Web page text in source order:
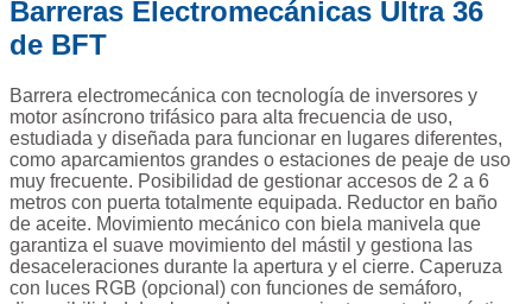
Barreras Electromecánicas Ultra 36
de BFT
Barrera electromecánica con tecnología de inversores y
motor asíncrono trifásico para alta frecuencia de uso,
estudiada y diseñada para funcionar en lugares diferentes,
como aparcamientos grandes o estaciones de peaje de uso
muy frecuente. Posibilidad de gestionar accesos de 2 a 6
metros con puerta totalmente equipada. Reductor en baño
de aceite. Movimiento mecánico con biela manivela que
garantiza el suave movimiento del mástil y gestiona las
desaceleraciones durante la apertura y el cierre. Caperuza
con luces RGB (opcional) con funciones de semáforo,